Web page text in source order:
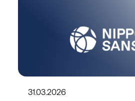
31.03.2026